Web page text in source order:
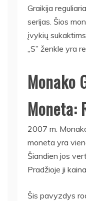
Graikija
serijas. Šios
įvykių
„S” ženkle yra
Monako
Moneta:
2007 m.
moneta yra
Šiandien jos
Pradžioje ji
Šis pavyzdys